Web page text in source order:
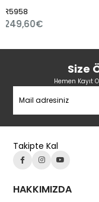
Size
Hemen Kayıt
Takipte Kal
HAKKIMIZDA